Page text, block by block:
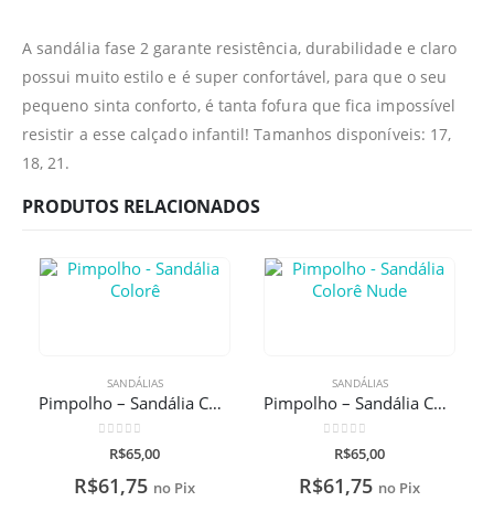
A sandália fase 2 garante resistência, durabilidade e claro
possui muito estilo e é super confortável, para que o seu
pequeno sinta conforto, é tanta fofura que fica impossível
resistir a esse calçado infantil! Tamanhos disponíveis: 17,
18, 21.
PRODUTOS RELACIONADOS
SANDÁLIAS
Pimpolho – Sandália Colorê
de 5
R$65,00
R$61,75 no Pix
SANDÁLIAS
Pimpolho – Sandália Colorê Nude
de 5
R$65,00
R$61,75 no Pix